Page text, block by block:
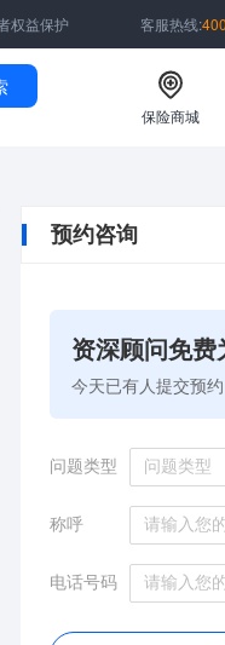
权益保护 客服热线:
保险商城
预约咨询
资深顾问免费
今天已有人提交预约
问题类型 问题类型
称呼
电话号码